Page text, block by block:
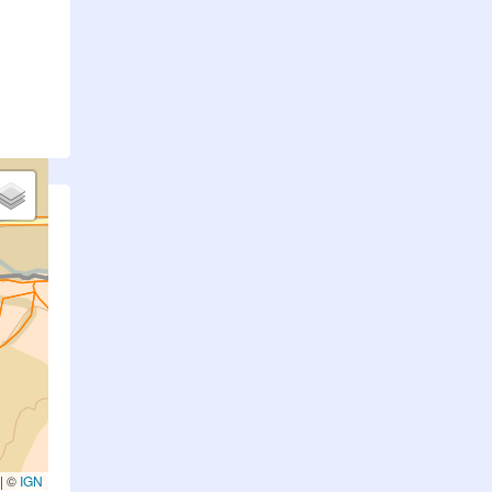
| © IGN